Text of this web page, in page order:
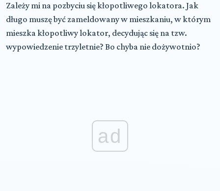
Zależy mi na pozbyciu się kłopotliwego lokatora. Jak
długo muszę być zameldowany w mieszkaniu, w którym
mieszka kłopotliwy lokator, decydując się na tzw.
wypowiedzenie trzyletnie? Bo chyba nie dożywotnio?
ad